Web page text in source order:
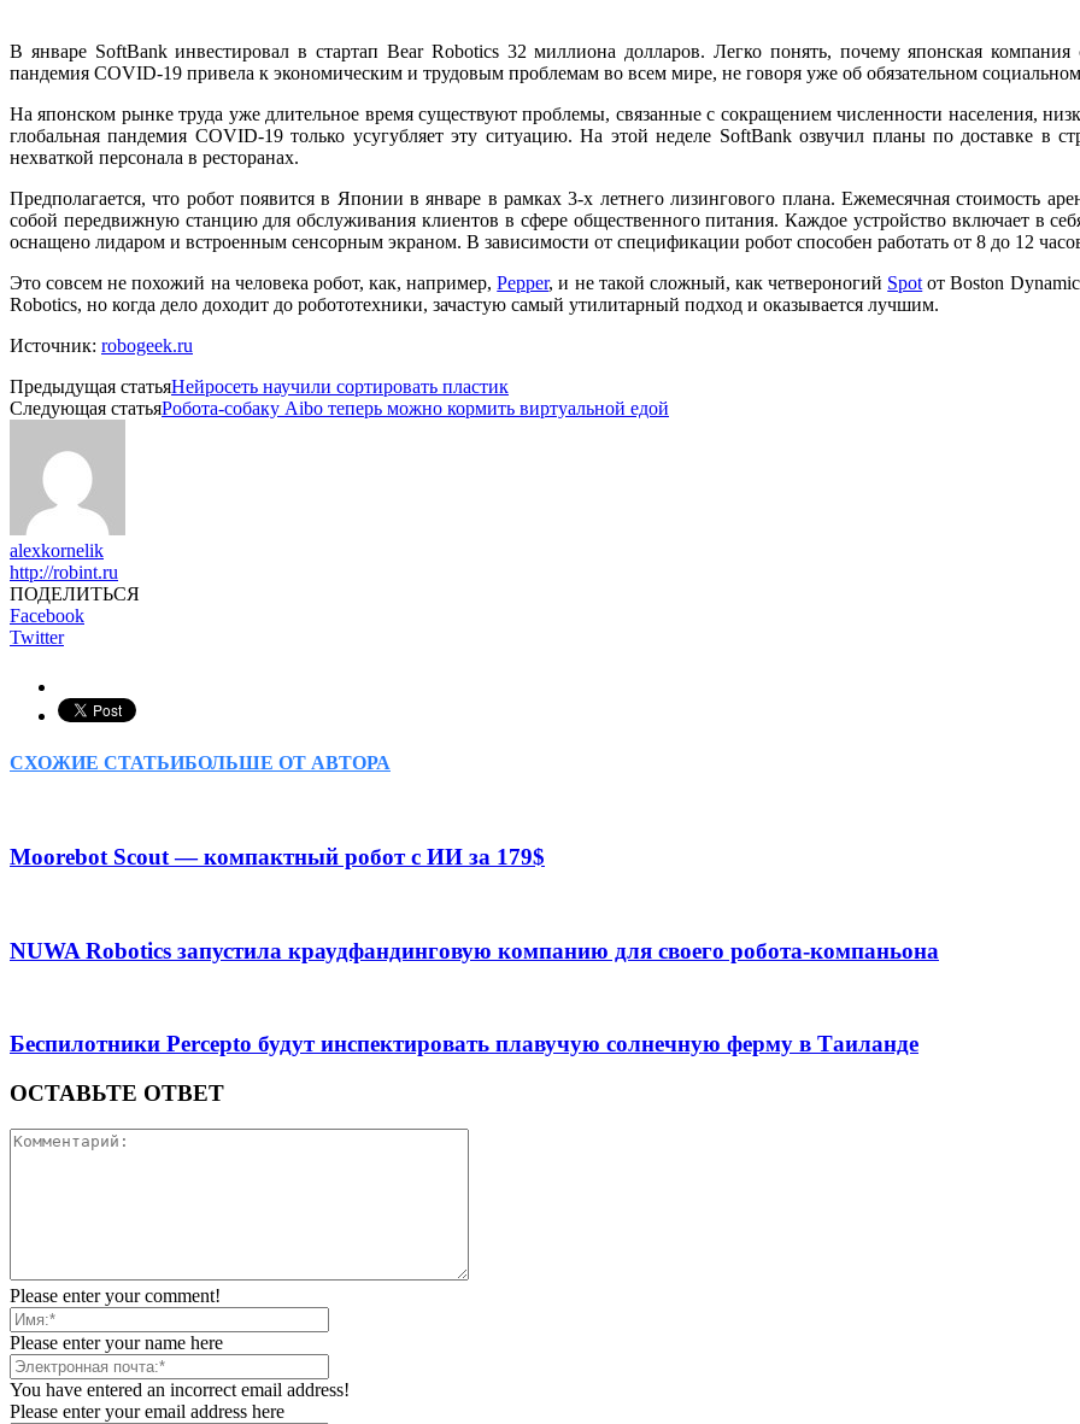
В январе SoftBank инвестировал в стартап Bear Robotics 32 миллиона долларов. Легко понять, почему японская
пандемия COVID-19 привела к экономическим и трудовым проблемам во всем мире, не говоря уже об обязательном
На японском рынке труда уже длительное время существуют проблемы, связанные с сокращением численности населения,
глобальная пандемия COVID-19 только усугубляет эту ситуацию. На этой неделе SoftBank озвучил планы по доставке в
нехваткой персонала в ресторанах.
Предполагается, что робот появится в Японии в январе в рамках 3-х летнего лизингового плана. Ежемесячная стоимость
собой передвижную станцию для обслуживания клиентов в сфере общественного питания. Каждое устройство включает в
оснащено лидаром и встроенным сенсорным экраном. В зависимости от спецификации робот способен работать от 8 до 12
Это совсем не похожий на человека робот, как, например,Pepper, и не такой сложный, как четвероногий Spot от Boston
Robotics, но когда дело доходит до робототехники, зачастую самый утилитарный подход и оказывается лучшим.
Источник: robogeek.ru
Предыдущая статьяНейросеть научили сортировать пластик
Следующая статьяРобота-собаку Aibo теперь можно кормить виртуальной едой
alexkornelik
http://robint.ru
ПОДЕЛИТЬСЯ
Facebook
Twitter
СХОЖИЕ СТАТЬИБОЛЬШЕ ОТ АВТОРА
Moorebot Scout — компактный робот с ИИ за 179$
NUWA Robotics запустила краудфандинговую компанию для своего робота-компаньона
Беспилотники Percepto будут инспектировать плавучую солнечную ферму в Таиланде
ОСТАВЬТЕ ОТВЕТ
Please enter your comment!
Please enter your name here
You have entered an incorrect email address!
Please enter your email address here